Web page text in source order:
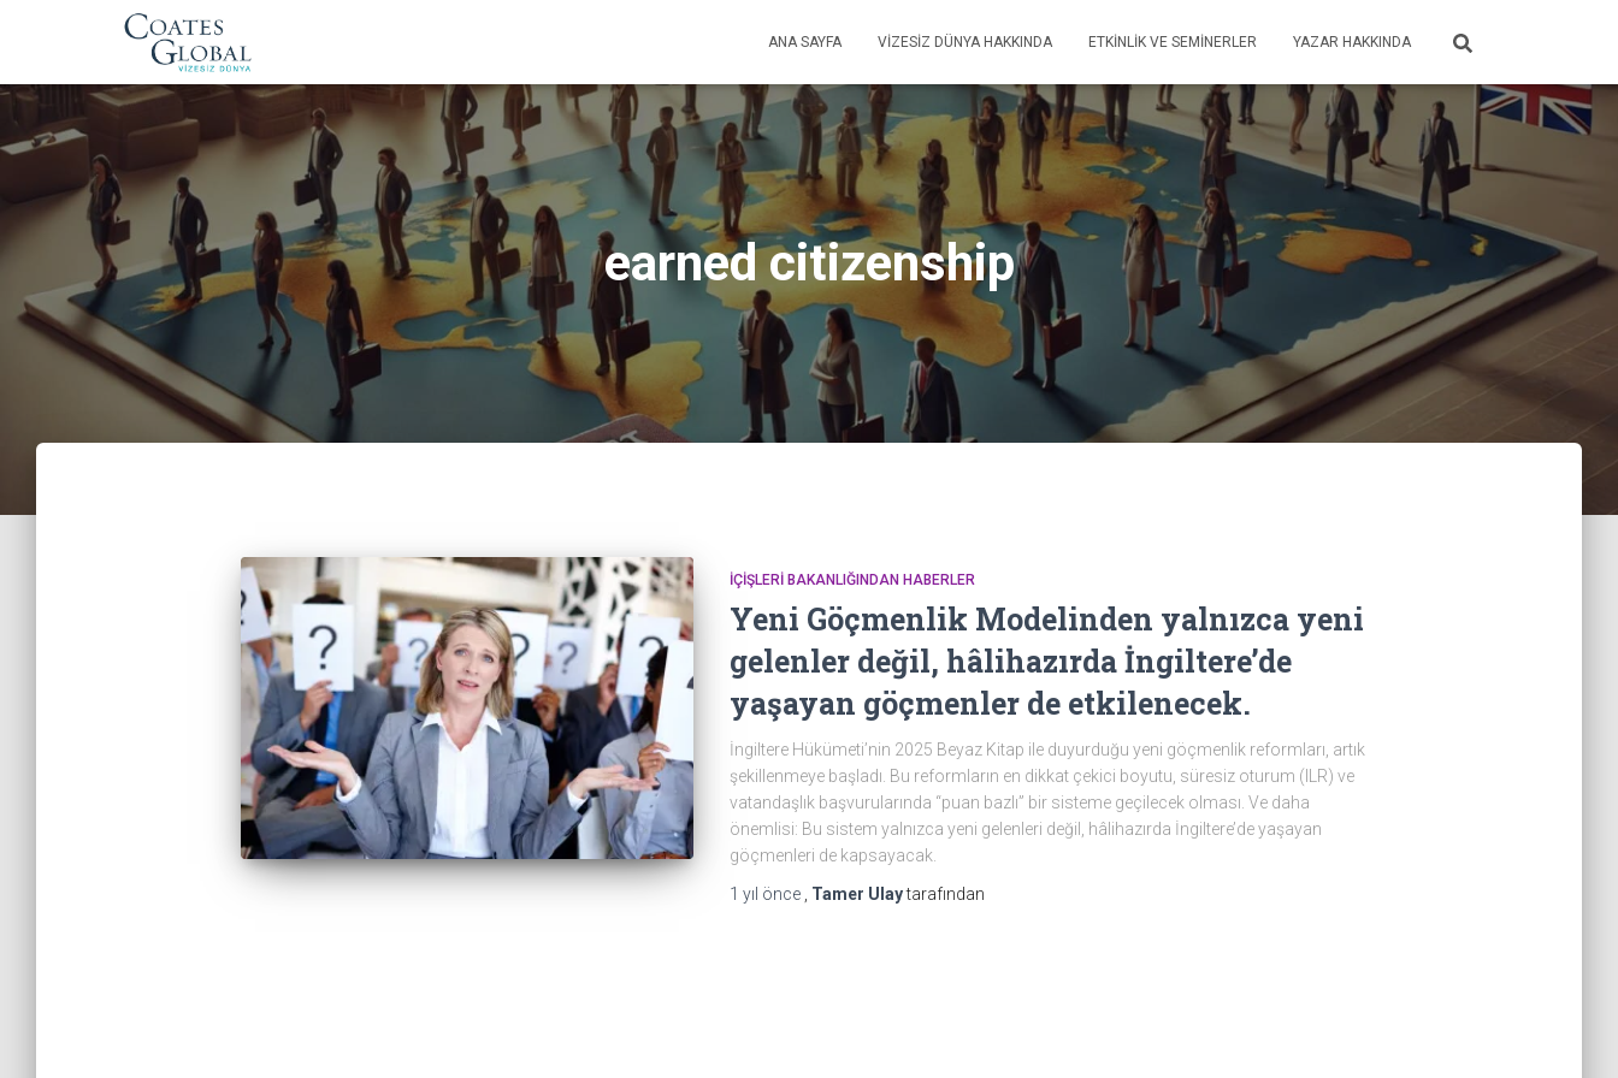
ANA SAYFA VIZESIZ DÜNYA HAKKINDA ETKINLIK VE SEMINERLER YAZAR HAKKINDA
earned citizenship
İÇIŞLERI BAKANLIĞINDAN HABERLER
Yeni Göçmenlik Modelinden yalnızca yeni
gelenler değil, hâlihazırda İngiltere’de
yaşayan göçmenler de etkilenecek.
İngiltere Hükümeti’nin 2025 Beyaz Kitap ile duyurduğu yeni göçmenlik reformları, artık
şekillenmeye başladı. Bu reformların en dikkat çekici boyutu, süresiz oturum (ILR) ve
vatandaşlık başvurularında “puan bazlı” bir sisteme geçilecek olması. Ve daha
önemlisi: Bu sistem yalnızca yeni gelenleri değil, hâlihazırda İngiltere’de yaşayan
göçmenleri de kapsayacak.
1 yıl önce Tamer Ulaytarafından